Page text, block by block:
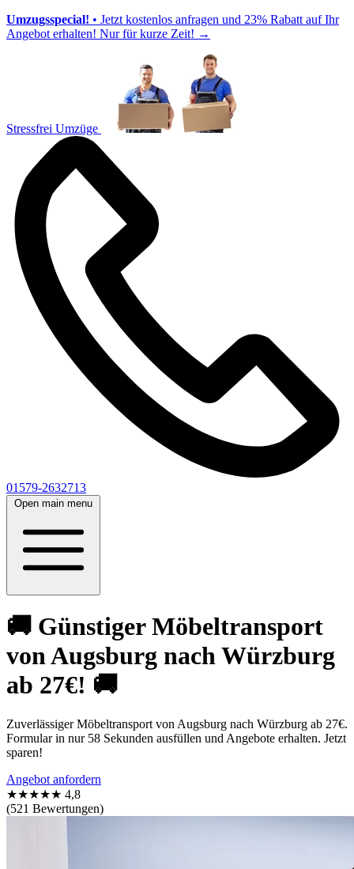
Umzugsspecial! • Jetzt kostenlos anfragen und 23% Rabatt auf Ihr
Angebot erhalten! Nur für kurze Zeit! →
Stressfrei Umzüge
01579-2632713
Open main menu
🚚 Günstiger Möbeltransport
von Augsburg nach Würzburg
ab 27€! 🚚
Zuverlässiger Möbeltransport von Augsburg nach Würzburg ab 27€.
Formular in nur 58 Sekunden ausfüllen und Angebote erhalten. Jetzt
sparen!
Angebot anfordern
★★★★★ 4,8
(521 Bewertungen)